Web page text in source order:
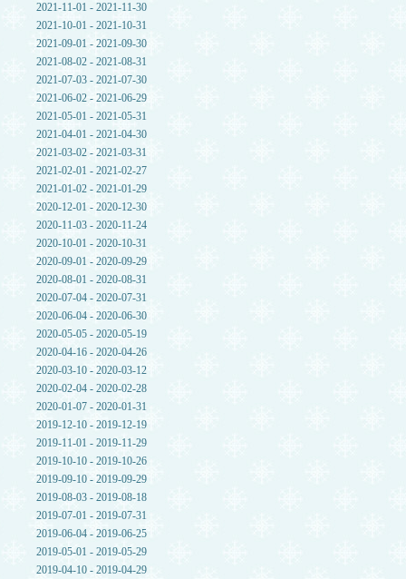
2021-11-01 - 2021-11-30
2021-10-01 - 2021-10-31
2021-09-01 - 2021-09-30
2021-08-02 - 2021-08-31
2021-07-03 - 2021-07-30
2021-06-02 - 2021-06-29
2021-05-01 - 2021-05-31
2021-04-01 - 2021-04-30
2021-03-02 - 2021-03-31
2021-02-01 - 2021-02-27
2021-01-02 - 2021-01-29
2020-12-01 - 2020-12-30
2020-11-03 - 2020-11-24
2020-10-01 - 2020-10-31
2020-09-01 - 2020-09-29
2020-08-01 - 2020-08-31
2020-07-04 - 2020-07-31
2020-06-04 - 2020-06-30
2020-05-05 - 2020-05-19
2020-04-16 - 2020-04-26
2020-03-10 - 2020-03-12
2020-02-04 - 2020-02-28
2020-01-07 - 2020-01-31
2019-12-10 - 2019-12-19
2019-11-01 - 2019-11-29
2019-10-10 - 2019-10-26
2019-09-10 - 2019-09-29
2019-08-03 - 2019-08-18
2019-07-01 - 2019-07-31
2019-06-04 - 2019-06-25
2019-05-01 - 2019-05-29
2019-04-10 - 2019-04-29